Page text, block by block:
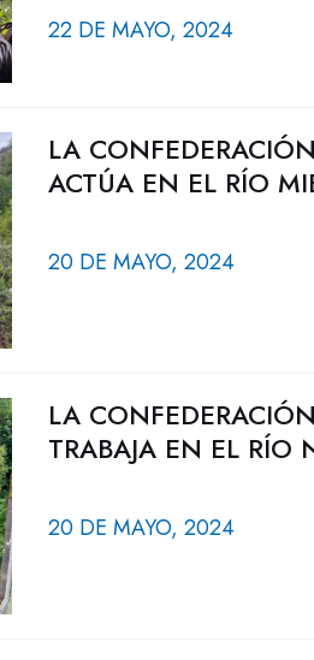
22 DE MAYO, 2024
LA
ACTÚA EN EL RÍO
20 DE MAYO, 2024
LA
TRABAJA EN EL RÍO
20 DE MAYO, 2024